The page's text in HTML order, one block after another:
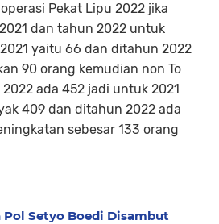
Pekat Lipu 2022 jika
dan tahun 2022 untuk
yaitu 66 dan ditahun 2022
90 orang kemudian non To
ada 452 jadi untuk 2021
409 dan ditahun 2022 ada
sebesar 133 orang
Pol Setyo Boedi Disambut